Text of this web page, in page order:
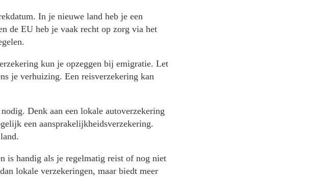
In je nieuwe land heb je een
de EU heb je vaak recht op zorg via het
kun je opzeggen bij emigratie. Let
je verhuizing. Een reisverzekering kan
Denk aan een lokale autoverzekering
een aansprakelijkheidsverzekering.
is handig als je regelmatig reist of nog niet
lokale verzekeringen, maar biedt meer